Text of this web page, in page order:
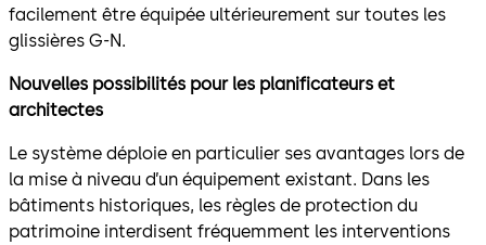
facilement être équipée ultérieurement sur toutes les
glissières G-N.
Nouvelles possibilités pour les planificateurs et
architectes
Le système déploie en particulier ses avantages lors de
la mise à niveau d’un équipement existant. Dans les
bâtiments historiques, les règles de protection du
patrimoine interdisent fréquemment les interventions